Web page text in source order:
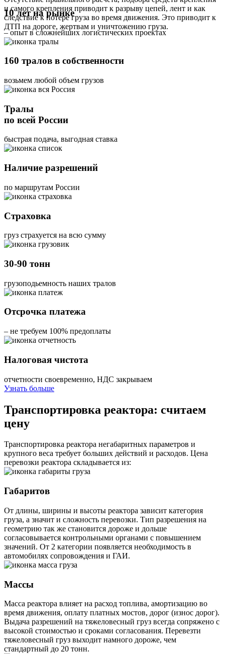
и самого крепления приводит к разрыву цепей, лент и как
следствие к потере груза во время движения. Это приводит к
ДТП на дороге, жертвам и уничтожению груза.
10 лет на рынке
– опыт в сложнейших логистических проектах
160 тралов в собственности
возьмем любой объем грузов
Тралы
по всей России
быстрая подача, выгодная ставка
Наличие разрешений
по маршрутам России
Страховка
груз страхуется на всю сумму
30-90 тонн
грузоподьемность наших тралов
Отсрочка платежа
– не требуем 100% предоплаты
Налоговая чистота
отчетности своевременно, НДС закрываем
Узнать больше
Транспортировка реактора: считаем
цену
Транспортировка реактора негабаритных параметров и
крупного веса требует больших действий и расходов. Цена
перевозки реактора складывается из:
Габаритов
От длины, ширины и высоты реактора зависит категория
груза, а значит и сложность перевозки. Тип разрешения на
геометрию так же становится дороже и дольше
согласовывается контрольными органами с повышением
значений. От 2 категории появляется необходимость в
автомобилях сопровождения и ГАИ.
Массы
Масса реактора влияет на расход топлива, амортизацию во
время движения, оплату платных мостов, дорог (износ дорог).
Выдача разрешений на тяжеловесный груз всегда сопряжено с
высокой стоимостью и сроками согласования. Перевезти
тяжеловесный груз выходит намного дороже, чем
стандартный до 20 тонн.